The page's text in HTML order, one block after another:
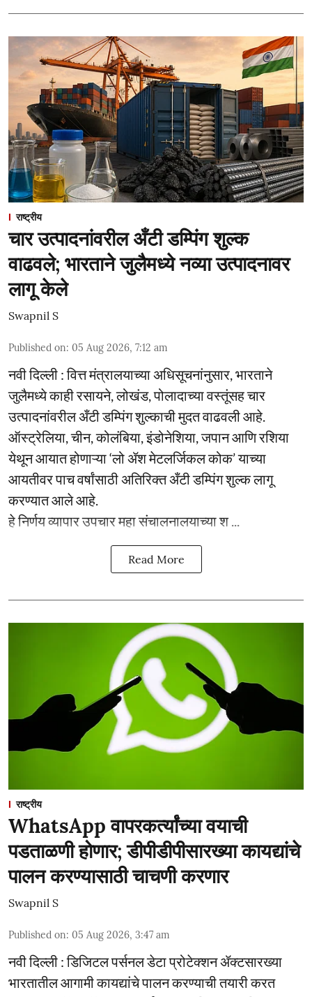
राष्ट्रीय
चार उत्पादनांवरील अँटी डम्पिंग शुल्क
वाढवले; भारताने जुलैमध्ये नव्या उत्पादनावर
लागू केले
Swapnil S
Published on: 05 Aug 2026, 7:12 am
नवी दिल्ली : वित्त मंत्रालयाच्या अधिसूचनांनुसार, भारताने
जुलैमध्ये काही रसायने, लोखंड, पोलादाच्या वस्तूंसह चार
उत्पादनांवरील अँटी डम्पिंग शुल्काची मुदत वाढवली आहे.
ऑस्ट्रेलिया, चीन, कोलंबिया, इंडोनेशिया, जपान आणि रशिया
येथून आयात होणाऱ्या ‘लो ॲश मेटलर्जिकल कोक’ याच्या
आयतीवर पाच वर्षांसाठी अतिरिक्त अँटी डम्पिंग शुल्क लागू
करण्यात आले आहे.
हे निर्णय व्यापार उपचार महा संचालनालयाच्या श ...
Read More
राष्ट्रीय
WhatsApp वापरकर्त्यांच्या वयाची
पडताळणी होणार; डीपीडीपीसारख्या कायद्यांचे
पालन करण्यासाठी चाचणी करणार
Swapnil S
Published on: 05 Aug 2026, 3:47 am
नवी दिल्ली : डिजिटल पर्सनल डेटा प्रोटेक्शन ॲक्टसारख्या
भारतातील आगामी कायद्यांचे पालन करण्याची तयारी करत